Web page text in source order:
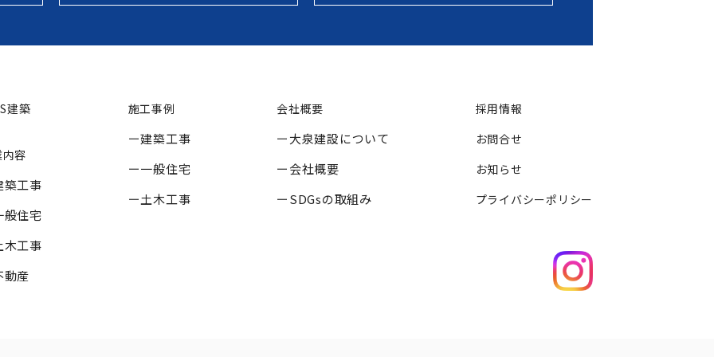
建築
容
築工事
般住宅
木工事
動産
施工事例
建築工事
一般住宅
土木工事
会社概要
大泉建設について
会社概要
SDGsの取組み
採用情報
お問合せ
お知らせ
プライバシーポリシー